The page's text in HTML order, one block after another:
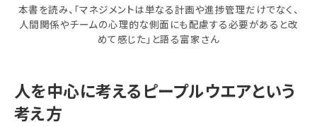
本書を読み、「マネジメントは単なる計画や進捗管理だけでなく、
人間関係やチームの心理的な側面にも配慮する必要があると改
めて感じた」と語る富家さん
人を中心に考えるピープルウエアという
考え方